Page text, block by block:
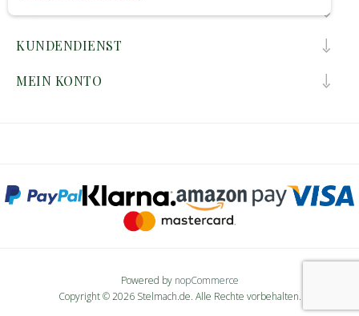
KUNDENDIENST
MEIN KONTO
Powered by nopCommerce
Copyright © 2026 Stelmach.de. Alle Rechte vorbehalten.